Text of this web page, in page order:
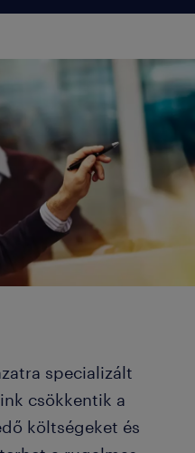
specializált
csökkentik a
költségeket és